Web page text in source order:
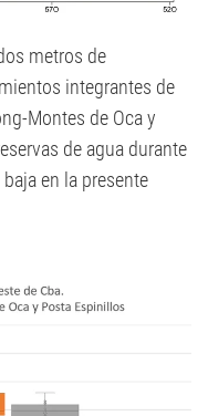
metros de
integrantes de
Montes de Oca y
de agua durante
en la presente